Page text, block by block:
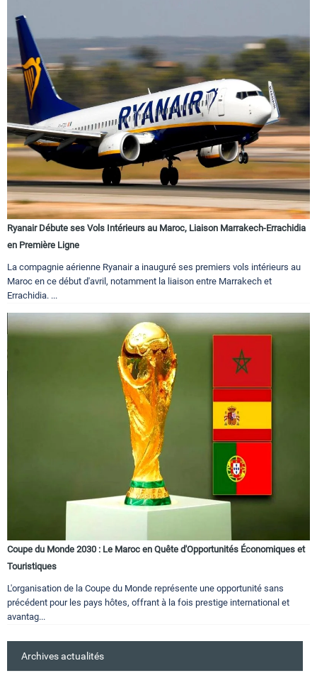
Ryanair Débute ses Vols Intérieurs au Maroc, Liaison Marrakech-Errachidia
en Première Ligne
La compagnie aérienne Ryanair a inauguré ses premiers vols intérieurs au
Maroc en ce début d'avril, notamment la liaison entre Marrakech et
Errachidia. ...
Coupe du Monde 2030 : Le Maroc en Quête d'Opportunités Économiques et
Touristiques
L'organisation de la Coupe du Monde représente une opportunité sans
précédent pour les pays hôtes, offrant à la fois prestige international et
avantag...
Archives actualités